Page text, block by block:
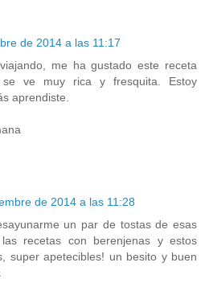
de 2014 a las 11:17
me ha gustado este receta
ve muy rica y fresquita. Estoy
aprendiste.
de 2014 a las 11:28
un par de tostas de esas
recetas con berenjenas y estos
super apetecibles! un besito y buen